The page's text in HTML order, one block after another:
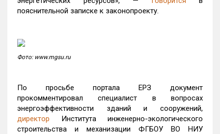
пояснительной записке к законопроекту.
Фото: www.mgsu.ru
По просьбе портала ЕРЗ документ
прокомментировал специалист в вопросах
энергоэффективности зданий и сооружений,
директор Института инженерно-экологического
строительства и механизации ФГБОУ ВО НИУ